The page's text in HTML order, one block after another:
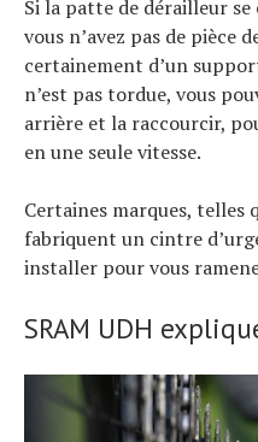
Si la patte de dérailleur
vous n’avez pas de pièce
certainement d’un
n’est pas tordue, vous
arrière et la raccourcir,
en une seule vitesse.
Certaines marques, telles
fabriquent un cintre
installer pour vous
SRAM UDH